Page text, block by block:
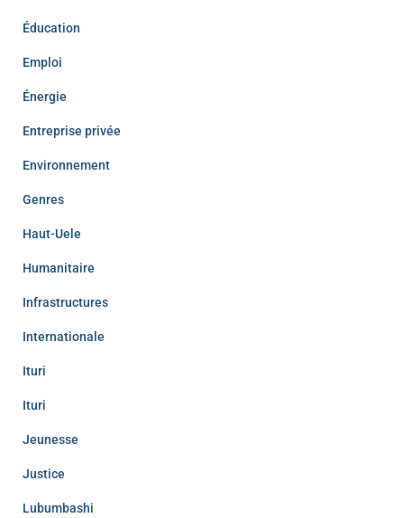
Éducation
Emploi
Énergie
Entreprise privée
Environnement
Genres
Haut-Uele
Humanitaire
Infrastructures
Internationale
Ituri
Ituri
Jeunesse
Justice
Lubumbashi